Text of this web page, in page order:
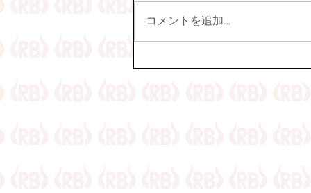
コメントを追加…